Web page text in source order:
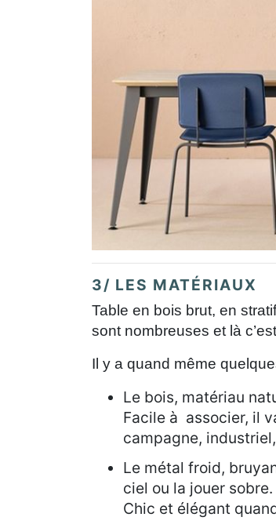
3/ LES MATÉRIAUX
Table en bois brut, en
sont nombreuses et là
Il y a quand même
Le bois, matériau
Facile à associer, il
campagne,
Le métal froid,
ciel ou la jouer
Chic et élégant